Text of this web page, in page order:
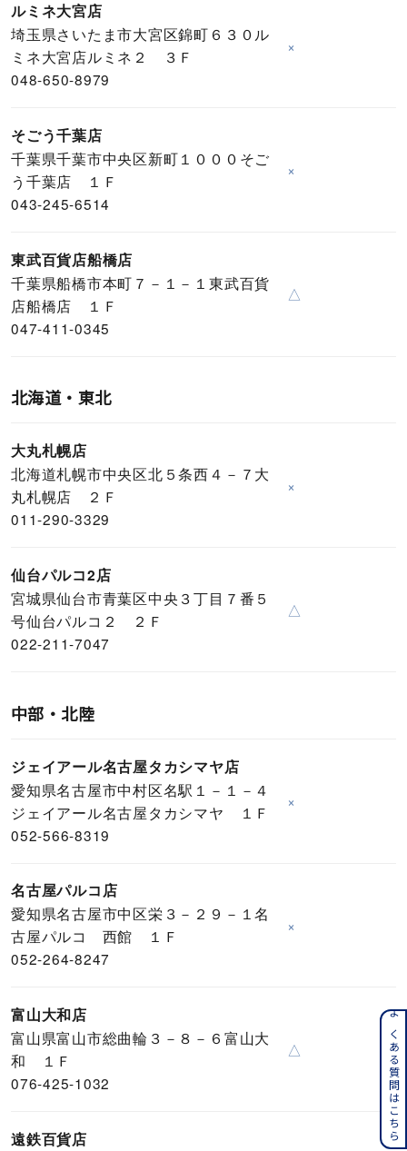
ルミネ大宮店
埼玉県さいたま市大宮区錦町６３０ル
ミネ大宮店ルミネ２ ３Ｆ
048-650-8979
×
そごう千葉店
千葉県千葉市中央区新町１０００そご
う千葉店 １Ｆ
043-245-6514
×
東武百貨店船橋店
千葉県船橋市本町７－１－１東武百貨
店船橋店 １Ｆ
047-411-0345
△
北海道・東北
大丸札幌店
北海道札幌市中央区北５条西４－７大
丸札幌店 ２Ｆ
011-290-3329
×
仙台パルコ2店
宮城県仙台市青葉区中央３丁目７番５
号仙台パルコ２ ２Ｆ
022-211-7047
△
中部・北陸
ジェイアール名古屋タカシマヤ店
愛知県名古屋市中村区名駅１－１－４
ジェイアール名古屋タカシマヤ １Ｆ
052-566-8319
×
名古屋パルコ店
愛知県名古屋市中区栄３－２９－１名
古屋パルコ 西館 １Ｆ
052-264-8247
×
富山大和店
富山県富山市総曲輪３－８－６富山大
和 １Ｆ
076-425-1032
△
遠鉄百貨店
よくある質問はこちら